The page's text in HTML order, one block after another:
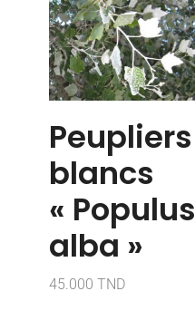
Peupliers
blancs
« Populus
alba »
45.000 TND